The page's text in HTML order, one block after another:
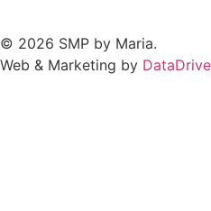
© 2026 SMP by Maria.
Web & Marketing by